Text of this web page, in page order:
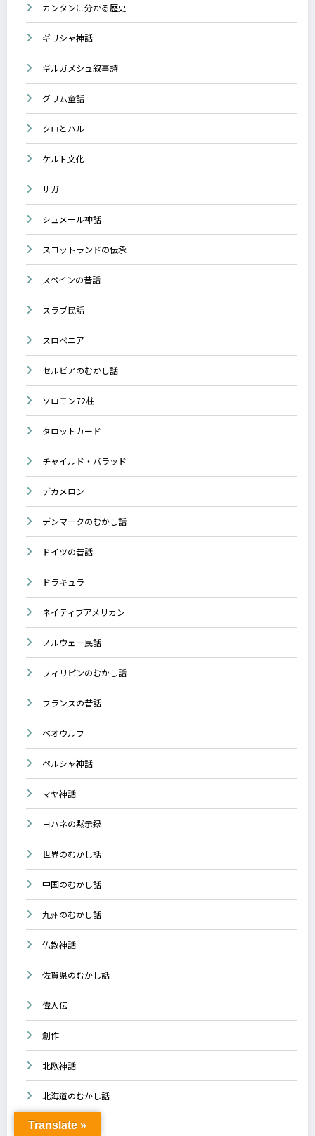
カンタンに分かる歴史
ギリシャ神話
ギルガメシュ叙事詩
グリム童話
クロとハル
ケルト文化
サガ
シュメール神話
スコットランドの伝承
スペインの昔話
スラブ民話
スロベニア
セルビアのむかし話
ソロモン72柱
タロットカード
チャイルド・バラッド
デカメロン
デンマークのむかし話
ドイツの昔話
ドラキュラ
ネイティブアメリカン
ノルウェー民話
フィリピンのむかし話
フランスの昔話
ベオウルフ
ペルシャ神話
マヤ神話
ヨハネの黙示録
世界のむかし話
中国のむかし話
九州のむかし話
仏教神話
佐賀県のむかし話
偉人伝
創作
北欧神話
北海道のむかし話
千葉県
Translate »